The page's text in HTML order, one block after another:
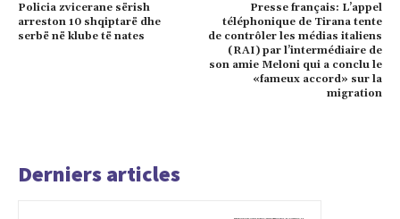
Policia zvicerane sërish
arreston 10 shqiptarë dhe
serbë në klube të nates
Presse français: L’appel
téléphonique de Tirana tente
de contrôler les médias italiens
(RAI) par l’intermédiaire de
son amie Meloni qui a conclu le
«fameux accord» sur la
migration
Derniers articles